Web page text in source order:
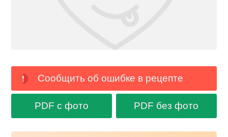
Сообщить об ошибке в рецепте
PDF с фото PDF без фото